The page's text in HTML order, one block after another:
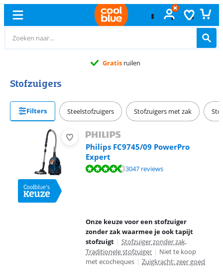
Gratis ruilen
Stofzuigers
Filters Steelstofzuigers Stofzuigers met zak
Philips FC9745/09 PowerPro
Expert
Beoordeling is 8,8 van de 10, gebaseerd op 3047 reviews.
3047 reviews
Onze keuze voor een stofzuiger
zonder zak waarmee je ook tapijt
stofzuigt | Stofzuiger zonder zak,
Traditionele stofzuiger | Niet te koop
met ecocheques | Zuigkracht: zeer goed